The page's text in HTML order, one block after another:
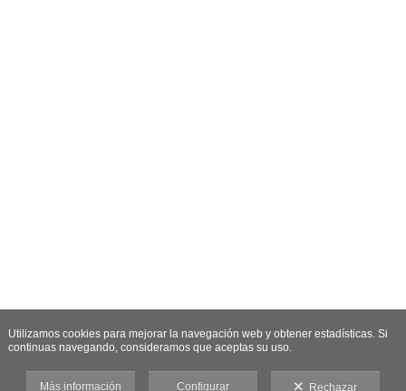
Utilizamos cookies para mejorar la navegación web y obtener estadísticas. Si
continuas navegando, consideramos que aceptas su uso.
Más información Configurar Rechazar